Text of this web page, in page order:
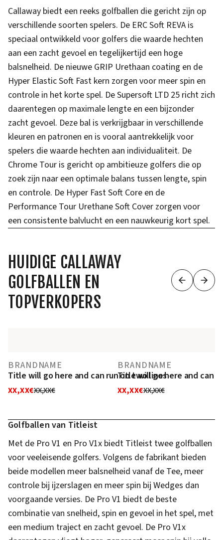
Callaway biedt een reeks golfballen die gericht zijn op
verschillende soorten spelers. De ERC Soft REVA is
speciaal ontwikkeld voor golfers die waarde hechten
aan een zacht gevoel en tegelijkertijd een hoge
balsnelheid. De nieuwe GRIP Urethaan coating en de
Hyper Elastic Soft Fast kern zorgen voor meer spin en
controle in het korte spel. De Supersoft LTD 25 richt zich
daarentegen op maximale lengte en een bijzonder
zacht gevoel. Deze bal is verkrijgbaar in verschillende
kleuren en patronen en is vooral aantrekkelijk voor
spelers die waarde hechten aan individualiteit. De
Chrome Tour is gericht op ambitieuze golfers die op
zoek zijn naar een optimale balans tussen lengte, spin
en controle. De Hyper Fast Soft Core en de
Performance Tour Urethane Soft Cover zorgen voor
een consistente balvlucht en een nauwkeurig kort spel.
HUIDIGE CALLAWAY
GOLFBALLEN EN
TOPVERKOPERS
BRANDNAME
Title will go here and can run on two lines
XX,XX€XX,XX€
BRANDNAME
Title will go here and can
XX,XX€XX,XX€
Golfballen van Titleist
Met de Pro V1 en Pro V1x biedt Titleist twee golfballen
voor veeleisende golfers. Volgens de fabrikant bieden
beide modellen meer balsnelheid vanaf de Tee, meer
controle bij ijzerslagen en meer spin bij Wedges dan
voorgaande versies. De Pro V1 biedt de beste
combinatie van snelheid, spin en gevoel in het spel, met
een medium traject en zacht gevoel. De Pro V1x